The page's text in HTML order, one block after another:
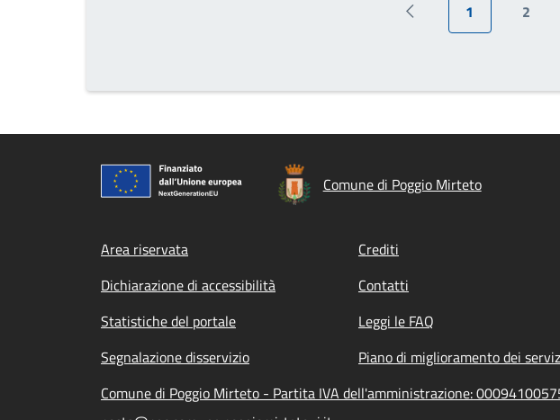
Pagina precedente
Pagina attuale
1
Pagina
2
Comune di Poggio Mirteto
Footer menu
Area riservata Crediti
Dichiarazione di accessibilità
Contatti
Statistiche del portale
Leggi le FAQ
Segnalazione disservizio
Piano di miglioramento dei
Comune di Poggio Mirteto - Partita IVA dell'amministrazione: